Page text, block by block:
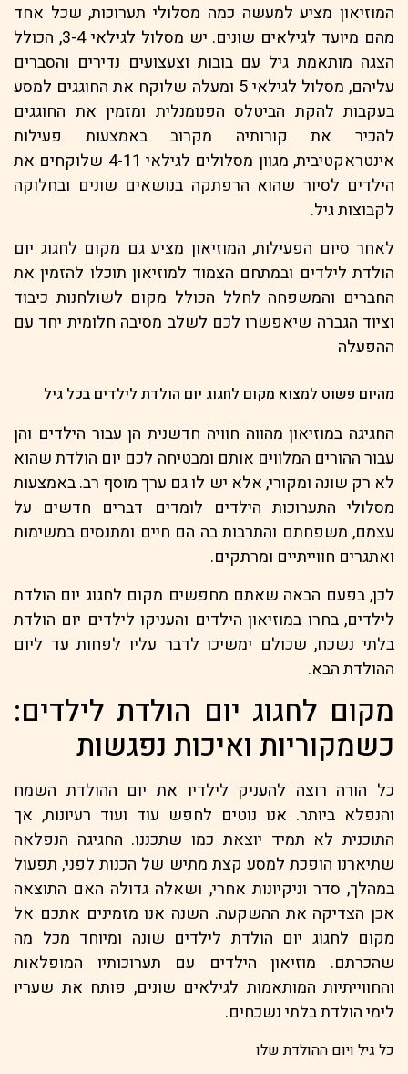
המוזיאון מציע למעשה כמה מסלולי תערוכות, שכל אחד
מהם מיועד לגילאים שונים. יש מסלול לגילאי 3-4, הכולל
הצגה מותאמת גיל עם בובות וצעצועים נדירים והסברים
עליהם, מסלול לגילאי 5 ומעלה שלוקח את החוגגים למסע
בעקבות להקת הביטלס הפנומנלית ומזמין את החוגגים
להכיר את קורותיה מקרוב באמצעות פעילות
אינטראקטיבית, מגוון מסלולים לגילאי 4-11 שלוקחים את
הילדים לסיור שהוא הרפתקה בנושאים שונים ובחלוקה
לקבוצות גיל.
לאחר סיום הפעילות, המוזיאון מציע גם מקום לחגוג יום
הולדת לילדים ובמתחם הצמוד למוזיאון תוכלו להזמין את
החברים והמשפחה לחלל הכולל מקום לשולחנות כיבוד
וציוד הגברה שיאפשרו לכם לשלב מסיבה חלומית יחד עם
ההפעלה
מהיום פשוט למצוא מקום לחגוג יום הולדת לילדים בכל גיל
החגיגה במוזיאון מהווה חוויה חדשנית הן עבור הילדים והן
עבור ההורים המלווים אותם ומבטיחה לכם יום הולדת שהוא
לא רק שונה ומקורי, אלא יש לו גם ערך מוסף רב. באמצעות
מסלולי התערוכות הילדים לומדים דברים חדשים על
עצמם, משפחתם והתרבות בה הם חיים ומתנסים במשימות
ואתגרים חווייתיים ומרתקים.
לכן, בפעם הבאה שאתם מחפשים מקום לחגוג יום הולדת
לילדים, בחרו במוזיאון הילדים והעניקו לילדים יום הולדת
בלתי נשכח, שכולם ימשיכו לדבר עליו לפחות עד ליום
ההולדת הבא.
מקום לחגוג יום הולדת לילדים:
כשמקוריות ואיכות נפגשות
כל הורה רוצה להעניק לילדיו את יום ההולדת השמח
והנפלא ביותר. אנו נוטים לחפש עוד ועוד רעיונות, אך
התוכנית לא תמיד יוצאת כמו שתכננו. החגיגה הנפלאה
שתיארנו הופכת למסע קצת מתיש של הכנות לפני, תפעול
במהלך, סדר וניקיונות אחרי, ושאלה גדולה האם התוצאה
אכן הצדיקה את ההשקעה. השנה אנו מזמינים אתכם אל
מקום לחגוג יום הולדת לילדים שונה ומיוחד מכל מה
שהכרתם. מוזיאון הילדים עם תערוכותיו המופלאות
והחווייתיות המותאמות לגילאים שונים, פותח את שעריו
לימי הולדת בלתי נשכחים.
כל גיל ויום ההולדת שלו